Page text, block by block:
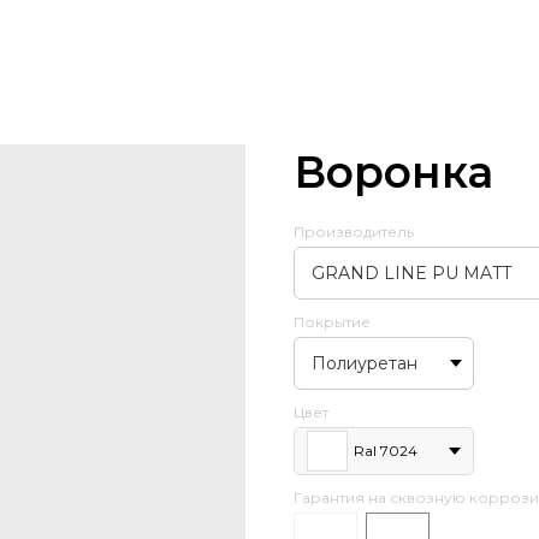
Воронка
Производитель
Покрытие
Цвет
Ral 7024
Гарантия на сквозную